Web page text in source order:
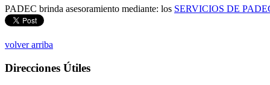
PADEC brinda asesoramiento mediante: los SERVICIOS DE
volver arriba
Direcciones Útiles